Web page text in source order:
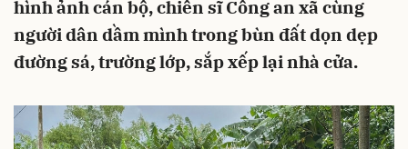
hình ảnh cán bộ, chiến sĩ Công an xã cùng
người dân dầm mình trong bùn đất dọn dẹp
đường sá, trường lớp, sắp xếp lại nhà cửa.